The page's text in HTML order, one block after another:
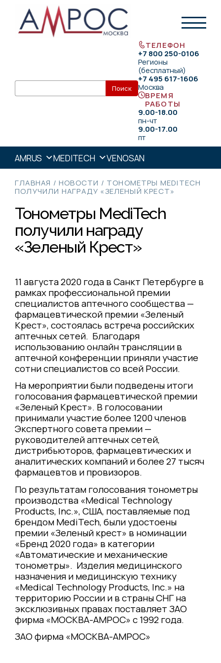
ТЕЛЕФОН
+7 800 250-0106
Регионы
(бесплатный)
+7 495 617-1606
Москва
ВРЕМЯ
РАБОТЫ
9.00-18.00
пн-чт
9.00-17.00
пт
AMRUS MEDITECH VENOSAN
ГЛАВНАЯ / НОВОСТИ / ТОНОМЕТРЫ MEDITECH
ПОЛУЧИЛИ НАГРАДУ «ЗЕЛЕНЫЙ КРЕСТ»
Тонометры MediTech
получили награду
«Зеленый Крест»
11 августа 2020 года в Санкт Петербурге в
рамках профессиональной премии
специалистов аптечного сообщества —
фармацевтической премии «Зеленый
Крест», состоялась встреча российских
аптечных сетей. Благодаря
использованию онлайн трансляции в
аптечной конференции приняли участие
сотни специалистов со всей России.
На мероприятии были подведены итоги
голосования фармацевтической премии
«Зеленый Крест». В голосовании
принимали участие более 1200 членов
Экспертного совета премии —
руководителей аптечных сетей,
дистрибьюторов, фармацевтических и
аналитических компаний и более 27 тысяч
фармацевтов и провизоров.
По результатам голосования тонометры
производства «Medical Technology
Products, Inc.», CША, поставляемые под
брендом MediTech, были удостоены
премии «Зеленый крест» в номинации
«Бренд 2020 года» в категории
«Автоматические и механические
тонометры». Изделия медицинского
назначения и медицинскую технику
«Medical Technology Products, Inc.» на
территорию России и в страны СНГ на
эксклюзивных правах поставляет ЗАО
фирма «МОСКВА-АМРОС» с 1992 года.
ЗАО фирма «МОСКВА-АМРОС»